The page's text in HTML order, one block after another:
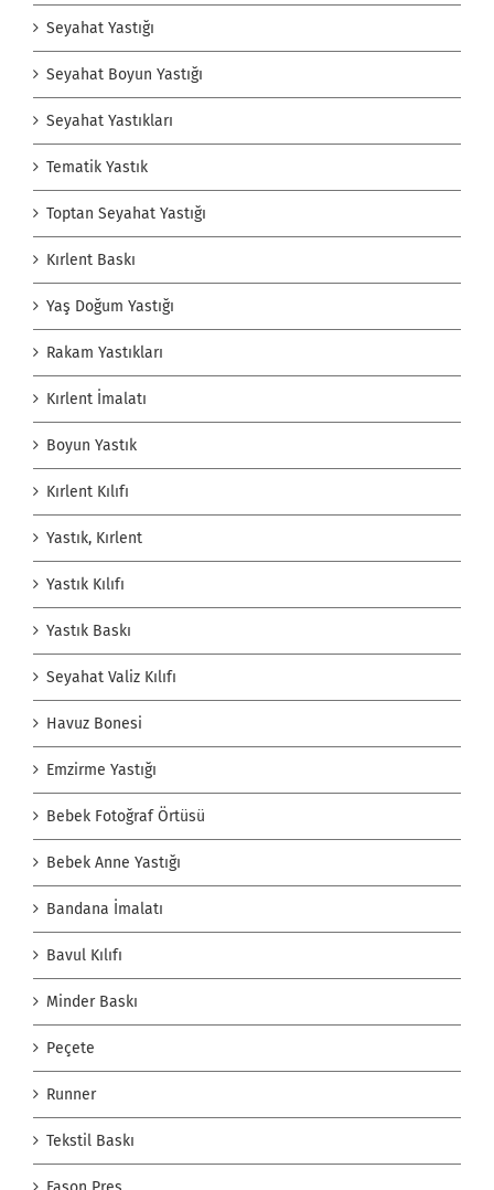
Seyahat Yastığı
Seyahat Boyun Yastığı
Seyahat Yastıkları
Tematik Yastık
Toptan Seyahat Yastığı
Kırlent Baskı
Yaş Doğum Yastığı
Rakam Yastıkları
Kırlent İmalatı
Boyun Yastık
Kırlent Kılıfı
Yastık, Kırlent
Yastık Kılıfı
Yastık Baskı
Seyahat Valiz Kılıfı
Havuz Bonesi
Emzirme Yastığı
Bebek Fotoğraf Örtüsü
Bebek Anne Yastığı
Bandana İmalatı
Bavul Kılıfı
Minder Baskı
Peçete
Runner
Tekstil Baskı